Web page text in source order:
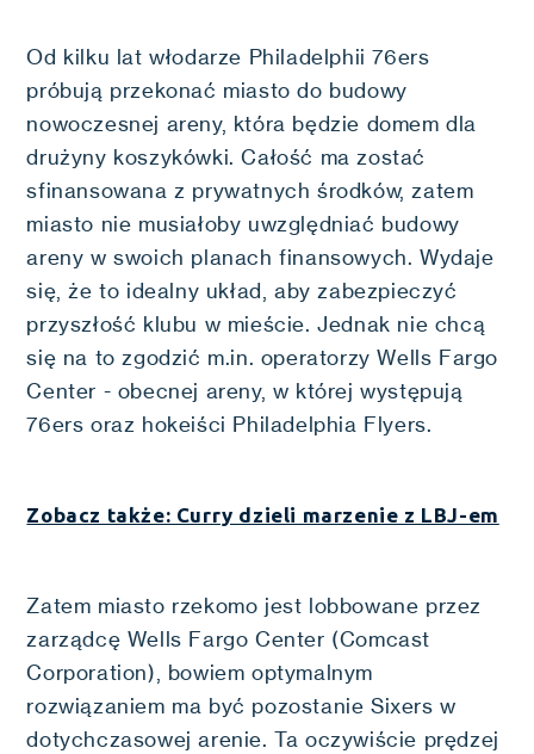
Od kilku lat włodarze Philadelphii 76ers
próbują przekonać miasto do budowy
nowoczesnej areny, która będzie domem dla
drużyny koszykówki. Całość ma zostać
sfinansowana z prywatnych środków, zatem
miasto nie musiałoby uwzględniać budowy
areny w swoich planach finansowych. Wydaje
się, że to idealny układ, aby zabezpieczyć
przyszłość klubu w mieście. Jednak nie chcą
się na to zgodzić m.in. operatorzy Wells Fargo
Center - obecnej areny, w której występują
76ers oraz hokeiści Philadelphia Flyers.
Zobacz także: Curry dzieli marzenie z LBJ-em
Zatem miasto rzekomo jest lobbowane przez
zarządcę Wells Fargo Center (Comcast
Corporation), bowiem optymalnym
rozwiązaniem ma być pozostanie Sixers w
dotychczasowej arenie. Ta oczywiście prędzej